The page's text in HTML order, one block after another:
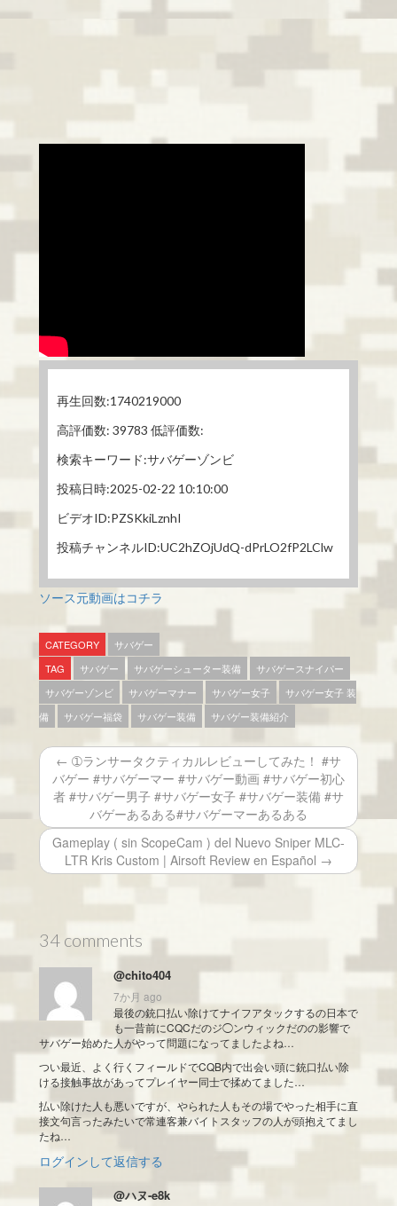
再生回数:1740219000
高評価数: 39783 低評価数:
検索キーワード:サバゲーゾンビ
投稿日時:2025-02-22 10:10:00
ビデオID:PZSKkiLznhI
投稿チャンネルID:UC2hZOjUdQ-dPrLO2fP2LClw
ソース元動画はコチラ
CATEGORY
サバゲー
TAG
サバゲー サバゲーシューター装備
サバゲースナイパー
サバゲーゾンビ
サバゲーマナー サバゲー女子
サバゲー女子 装
備
サバゲー福袋 サバゲー装備 サバゲー装備紹介
← ➀ランサータクティカルレビューしてみた！ #サ
バゲー #サバゲーマー #サバゲー動画 #サバゲー初心
者 #サバゲー男子 #サバゲー女子 #サバゲー装備 #サ
バゲーあるある#サバゲーマーあるある
Gameplay ( sin ScopeCam ) del Nuevo Sniper MLC-
LTR Kris Custom | Airsoft Review en Español →
34 comments
@chito404
7か月 ago
最後の銃口払い除けてナイフアタックするの日本で
も一昔前にCQCだのジ◯ンウィックだのの影響で
サバゲー始めた人がやって問題になってましたよね…
つい最近、よく行くフィールドでCQB内で出会い頭に銃口払い除
ける接触事故があってプレイヤー同士で揉めてました…
払い除けた人も悪いですが、やられた人もその場でやった相手に直
接文句言ったみたいで常連客兼バイトスタッフの人が頭抱えてまし
たね…
ログインして返信する
@ハヌ-e8k